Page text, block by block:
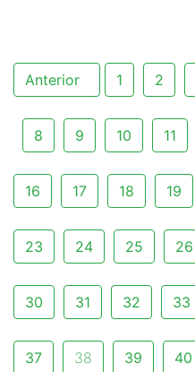
Anterior 1 2
8 9 10 11
16 17 18 19
23 24 25 26
30 31 32 33
37 38 39 40